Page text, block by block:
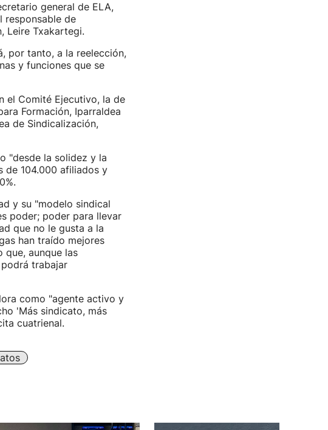
general de ELA,
responsable de
Leire Txakartegi.
por tanto, a la reelección,
y funciones que se
el Comité Ejecutivo, la de
Formación, Iparraldea
de Sindicalización,
"desde la solidez y la
de 104.000 afiliados y
y su "modelo sindical
poder; poder para llevar
que no le gusta a la
han traído mejores
que, aunque las
trabajar
como "agente activo y
'Más sindicato, más
cuatrienal.